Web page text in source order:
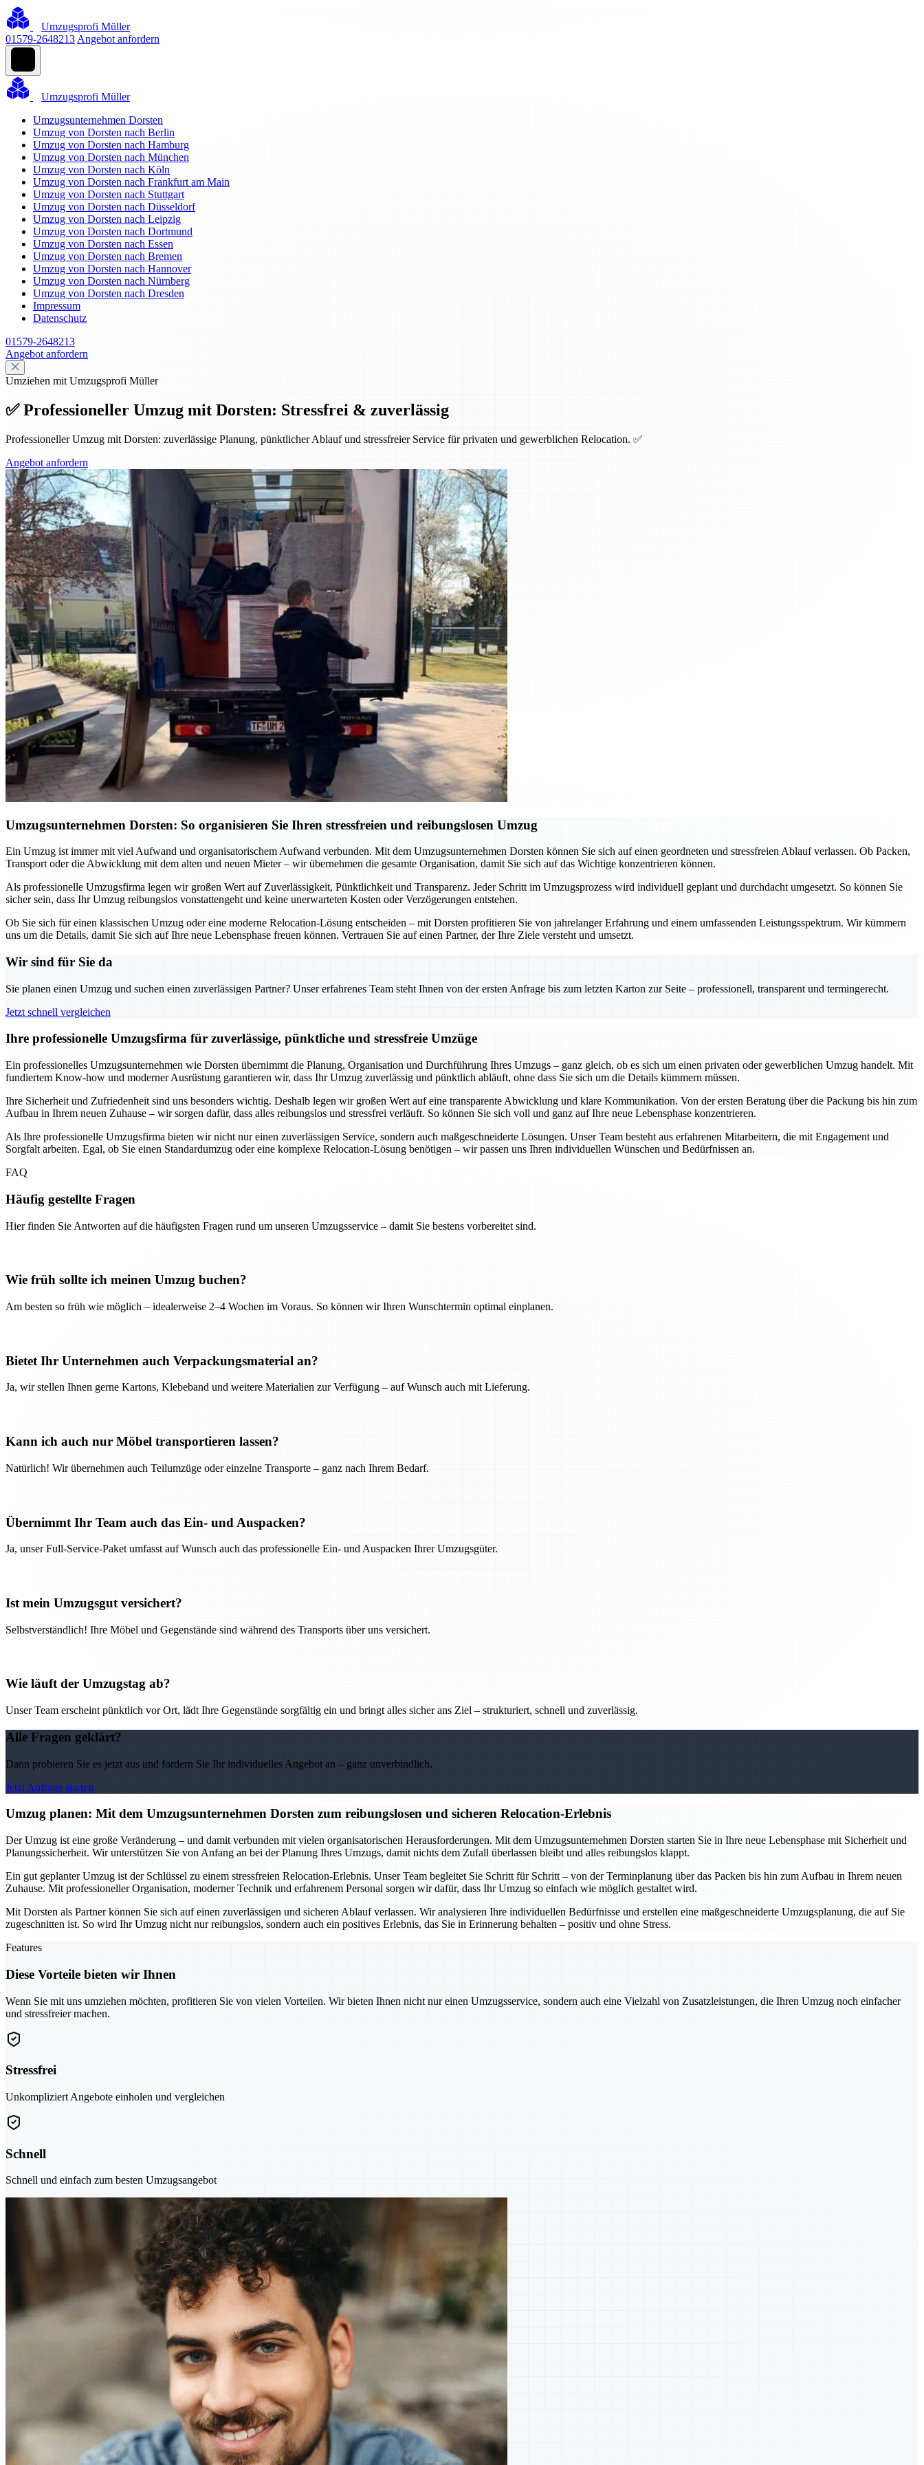
Umzugsprofi Müller
01579-2648213 Angebot anfordern
Umzugsprofi Müller
Umzugsunternehmen Dorsten
Umzug von Dorsten nach Berlin
Umzug von Dorsten nach Hamburg
Umzug von Dorsten nach München
Umzug von Dorsten nach Köln
Umzug von Dorsten nach Frankfurt am Main
Umzug von Dorsten nach Stuttgart
Umzug von Dorsten nach Düsseldorf
Umzug von Dorsten nach Leipzig
Umzug von Dorsten nach Dortmund
Umzug von Dorsten nach Essen
Umzug von Dorsten nach Bremen
Umzug von Dorsten nach Hannover
Umzug von Dorsten nach Nürnberg
Umzug von Dorsten nach Dresden
Impressum
Datenschutz
01579-2648213
Angebot anfordern
Umziehen mit Umzugsprofi Müller
✅ Professioneller Umzug mit Dorsten: Stressfrei & zuverlässig
Professioneller Umzug mit Dorsten: zuverlässige Planung, pünktlicher Ablauf und stressfreier Service für privaten und gewerblichen Relocation. ✅
Angebot anfordern
Umzugsunternehmen Dorsten: So organisieren Sie Ihren stressfreien und reibungslosen Umzug
Ein Umzug ist immer mit viel Aufwand und organisatorischem Aufwand verbunden. Mit dem Umzugsunternehmen Dorsten können Sie sich auf einen geordneten und stressfreien Ablauf verlassen. Ob Packen,
Transport oder die Abwicklung mit dem alten und neuen Mieter – wir übernehmen die gesamte Organisation, damit Sie sich auf das Wichtige konzentrieren können.
Als professionelle Umzugsfirma legen wir großen Wert auf Zuverlässigkeit, Pünktlichkeit und Transparenz. Jeder Schritt im Umzugsprozess wird individuell geplant und durchdacht umgesetzt. So können Sie
sicher sein, dass Ihr Umzug reibungslos vonstattengeht und keine unerwarteten Kosten oder Verzögerungen entstehen.
Ob Sie sich für einen klassischen Umzug oder eine moderne Relocation-Lösung entscheiden – mit Dorsten profitieren Sie von jahrelanger Erfahrung und einem umfassenden Leistungsspektrum. Wir kümmern
uns um die Details, damit Sie sich auf Ihre neue Lebensphase freuen können. Vertrauen Sie auf einen Partner, der Ihre Ziele versteht und umsetzt.
Wir sind für Sie da
Sie planen einen Umzug und suchen einen zuverlässigen Partner? Unser erfahrenes Team steht Ihnen von der ersten Anfrage bis zum letzten Karton zur Seite – professionell, transparent und termingerecht.
Jetzt schnell vergleichen
Ihre professionelle Umzugsfirma für zuverlässige, pünktliche und stressfreie Umzüge
Ein professionelles Umzugsunternehmen wie Dorsten übernimmt die Planung, Organisation und Durchführung Ihres Umzugs – ganz gleich, ob es sich um einen privaten oder gewerblichen Umzug handelt. Mit
fundiertem Know-how und moderner Ausrüstung garantieren wir, dass Ihr Umzug zuverlässig und pünktlich abläuft, ohne dass Sie sich um die Details kümmern müssen.
Ihre Sicherheit und Zufriedenheit sind uns besonders wichtig. Deshalb legen wir großen Wert auf eine transparente Abwicklung und klare Kommunikation. Von der ersten Beratung über die Packung bis hin zum
Aufbau in Ihrem neuen Zuhause – wir sorgen dafür, dass alles reibungslos und stressfrei verläuft. So können Sie sich voll und ganz auf Ihre neue Lebensphase konzentrieren.
Als Ihre professionelle Umzugsfirma bieten wir nicht nur einen zuverlässigen Service, sondern auch maßgeschneiderte Lösungen. Unser Team besteht aus erfahrenen Mitarbeitern, die mit Engagement und
Sorgfalt arbeiten. Egal, ob Sie einen Standardumzug oder eine komplexe Relocation-Lösung benötigen – wir passen uns Ihren individuellen Wünschen und Bedürfnissen an.
FAQ
Häufig gestellte Fragen
Hier finden Sie Antworten auf die häufigsten Fragen rund um unseren Umzugsservice – damit Sie bestens vorbereitet sind.
Wie früh sollte ich meinen Umzug buchen?
Am besten so früh wie möglich – idealerweise 2–4 Wochen im Voraus. So können wir Ihren Wunschtermin optimal einplanen.
Bietet Ihr Unternehmen auch Verpackungsmaterial an?
Ja, wir stellen Ihnen gerne Kartons, Klebeband und weitere Materialien zur Verfügung – auf Wunsch auch mit Lieferung.
Kann ich auch nur Möbel transportieren lassen?
Natürlich! Wir übernehmen auch Teilumzüge oder einzelne Transporte – ganz nach Ihrem Bedarf.
Übernimmt Ihr Team auch das Ein- und Auspacken?
Ja, unser Full-Service-Paket umfasst auf Wunsch auch das professionelle Ein- und Auspacken Ihrer Umzugsgüter.
Ist mein Umzugsgut versichert?
Selbstverständlich! Ihre Möbel und Gegenstände sind während des Transports über uns versichert.
Wie läuft der Umzugstag ab?
Unser Team erscheint pünktlich vor Ort, lädt Ihre Gegenstände sorgfältig ein und bringt alles sicher ans Ziel – strukturiert, schnell und zuverlässig.
Alle Fragen geklärt?
Dann probieren Sie es jetzt aus und fordern Sie Ihr individuelles Angebot an – ganz unverbindlich.
Jetzt Anfrage starten
Umzug planen: Mit dem Umzugsunternehmen Dorsten zum reibungslosen und sicheren Relocation-Erlebnis
Der Umzug ist eine große Veränderung – und damit verbunden mit vielen organisatorischen Herausforderungen. Mit dem Umzugsunternehmen Dorsten starten Sie in Ihre neue Lebensphase mit Sicherheit und
Planungssicherheit. Wir unterstützen Sie von Anfang an bei der Planung Ihres Umzugs, damit nichts dem Zufall überlassen bleibt und alles reibungslos klappt.
Ein gut geplanter Umzug ist der Schlüssel zu einem stressfreien Relocation-Erlebnis. Unser Team begleitet Sie Schritt für Schritt – von der Terminplanung über das Packen bis hin zum Aufbau in Ihrem neuen
Zuhause. Mit professioneller Organisation, moderner Technik und erfahrenem Personal sorgen wir dafür, dass Ihr Umzug so einfach wie möglich gestaltet wird.
Mit Dorsten als Partner können Sie sich auf einen zuverlässigen und sicheren Ablauf verlassen. Wir analysieren Ihre individuellen Bedürfnisse und erstellen eine maßgeschneiderte Umzugsplanung, die auf Sie
zugeschnitten ist. So wird Ihr Umzug nicht nur reibungslos, sondern auch ein positives Erlebnis, das Sie in Erinnerung behalten – positiv und ohne Stress.
Features
Diese Vorteile bieten wir Ihnen
Wenn Sie mit uns umziehen möchten, profitieren Sie von vielen Vorteilen. Wir bieten Ihnen nicht nur einen Umzugsservice, sondern auch eine Vielzahl von Zusatzleistungen, die Ihren Umzug noch einfacher
und stressfreier machen.
Stressfrei
Unkompliziert Angebote einholen und vergleichen
Schnell
Schnell und einfach zum besten Umzugsangebot